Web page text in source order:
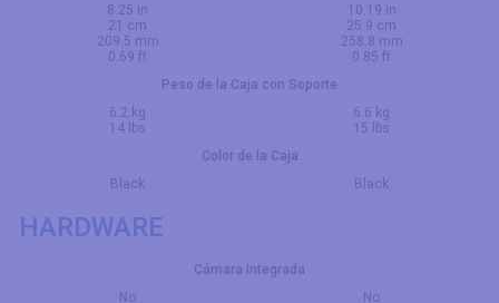
8.25 in
21 cm
209.5 mm
0.69 ft
10.19 in
25.9 cm
258.8 mm
0.85 ft
Peso de la Caja con Soporte
6.2 kg
14 lbs
6.6 kg
15 lbs
Color de la Caja
Black
Black
HARDWARE
Cámara Integrada
No
No